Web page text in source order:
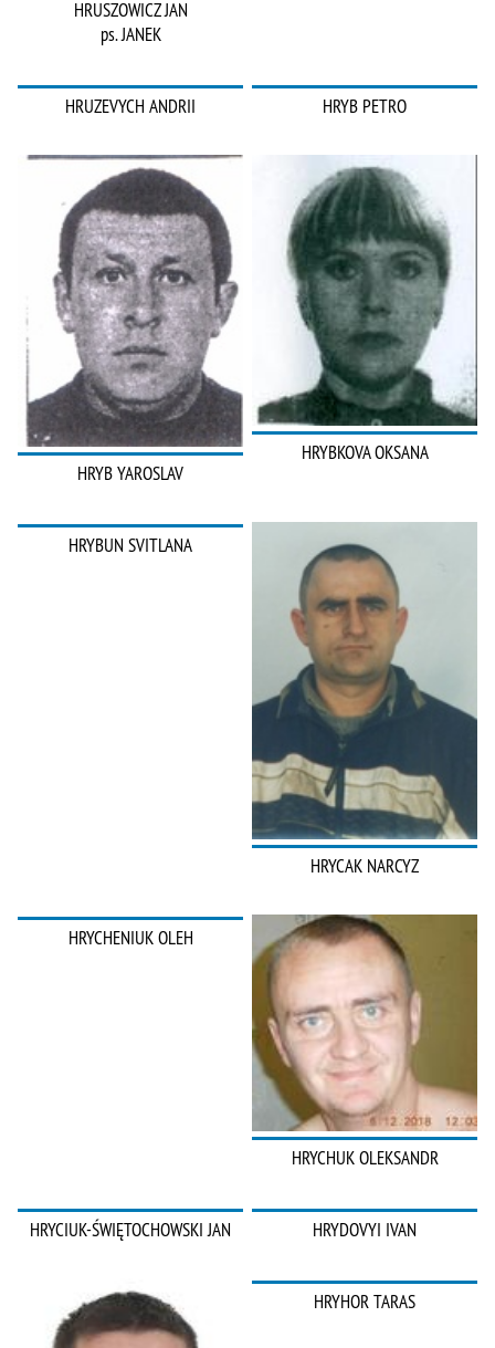
HRUSZOWICZ JAN
ps. JANEK
HRUZEVYCH ANDRII HRYB PETRO
HRYB YAROSLAV
HRYBKOVA OKSANA
HRYBUN SVITLANA
HRYCAK NARCYZ
HRYCHENIUK OLEH
HRYCHUK OLEKSANDR
HRYCIUK-ŚWIĘTOCHOWSKI JAN HRYDOVYI IVAN
HRYHOR TARAS